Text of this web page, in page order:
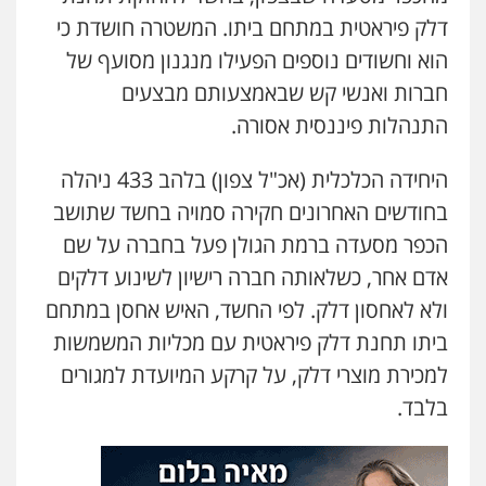
דוד אפרים משרד עורכי דין
0506209859
דלק פיראטית במתחם ביתו. המשטרה חושדת כי
הוא וחשודים נוספים הפעילו מנגנון מסועף של
חברות ואנשי קש שבאמצעותם מבצעים
התנהלות פיננסית אסורה.
היחידה הכלכלית (אכ"ל צפון) בלהב 433 ניהלה
בחודשים האחרונים חקירה סמויה בחשד שתושב
הכפר מסעדה ברמת הגולן פעל בחברה על שם
אדם אחר, כשלאותה חברה רישיון לשינוע דלקים
ולא לאחסון דלק. לפי החשד, האיש אחסן במתחם
ביתו תחנת דלק פיראטית עם מכליות המשמשות
למכירת מוצרי דלק, על קרקע המיועדת למגורים
בלבד.